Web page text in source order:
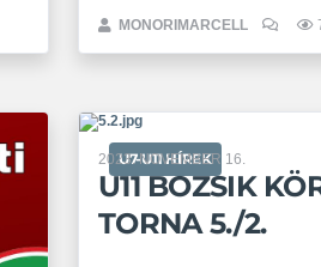
MONORIMARCELL
U7-U11 HÍREK
2023. NOVEMBER 16.
U11 BOZSIK
TORNA 5./2.